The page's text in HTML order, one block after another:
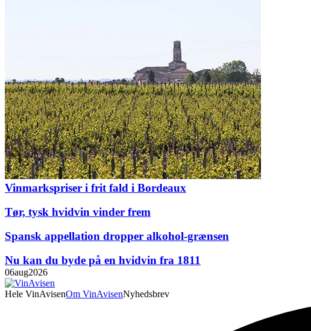
Vinmarkspriser i frit fald i Bordeaux
Tør, tysk hvidvin vinder frem
Spansk appellation dropper alkohol-grænsen
Nu kan du byde på en hvidvin fra 1811
06aug2026
Hele VinAvisenOm VinAvisenNyhedsbrev